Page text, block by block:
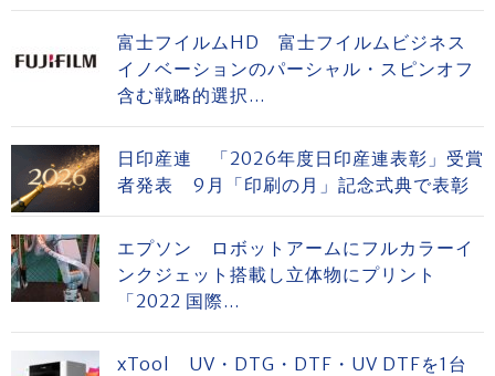
富士フイルムHD 富士フイルムビジネス
イノベーションのパーシャル・スピンオフ
含む戦略的選択...
日印産連 「2026年度日印産連表彰」受賞
者発表 9月「印刷の月」記念式典で表彰
エプソン ロボットアームにフルカラーイ
ンクジェット搭載し立体物にプリント
「2022 国際...
xTool UV・DTG・DTF・UV DTFを1台